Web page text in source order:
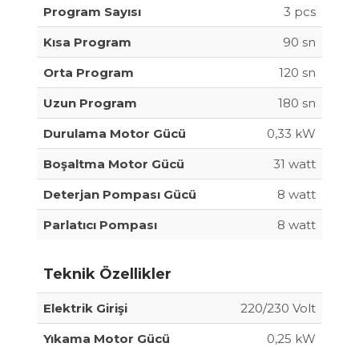
Program Sayısı
3 pcs
Kısa Program
90 sn
Orta Program
120 sn
Uzun Program
180 sn
Durulama Motor Gücü
0,33 kW
Boşaltma Motor Gücü
31 watt
Deterjan Pompası Gücü
8 watt
Parlatıcı Pompası
8 watt
Teknik Özellikler
Elektrik Girişi
220/230 Volt
Yıkama Motor Gücü
0,25 kW